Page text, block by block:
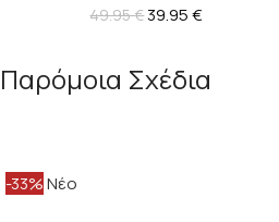
49.95€39.95€
Παρόμοια Σχέδια
-33%Νέο